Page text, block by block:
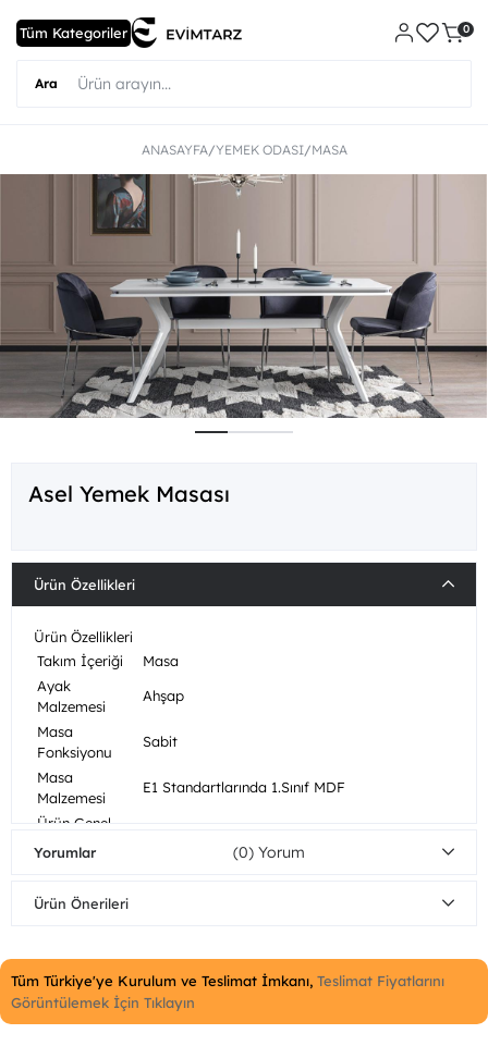
0
ANASAYFA YEMEK ODASI MASA
Asel Yemek Masası
Ürün Özellikleri
Ürün Özellikleri
Takım İçeriği
Masa
Ayak
Malzemesi
Ahşap
Masa
Fonksiyonu
Sabit
Masa
Malzemesi
E1 Standartlarında 1.Sınıf MDF
Ürün Genel
Malzemesi
Bakım/Temizlik
Demonte
Parçalar
Tüm parçalar demonte gönderilir.
Ürün Boyutları
Genişlik Yükseklik Derinlik
Yorumlar (0)
Ürün Önerileri
Tüm Türkiye'ye Kurulum ve Teslimat İmkanı, Teslimat Fiyatlarını
Görüntülemek İçin Tıklayın